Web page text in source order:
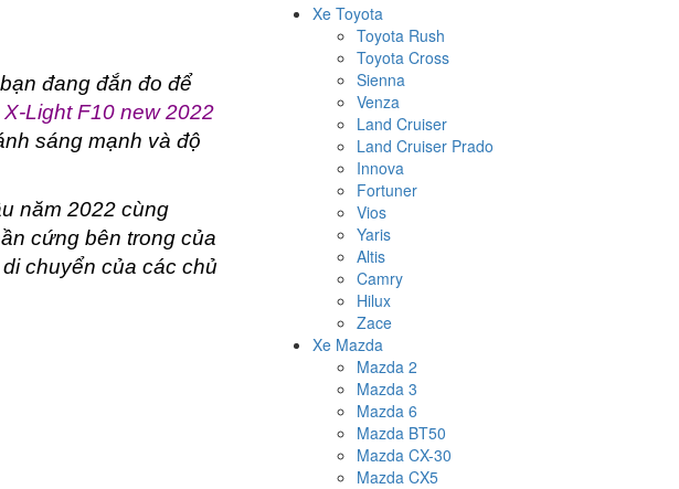
đang đắn đo để
Light F10 new 2022
sáng mạnh và độ
năm 2022 cùng
cứng bên trong của
chuyển của các chủ
Xe Toyota
Toyota Rush
Toyota Cross
Sienna
Venza
Land Cruiser
Land Cruiser Prado
Innova
Fortuner
Vios
Yaris
Altis
Camry
Hilux
Zace
Xe Mazda
Mazda 2
Mazda 3
Mazda 6
Mazda BT50
Mazda CX-30
Mazda CX5